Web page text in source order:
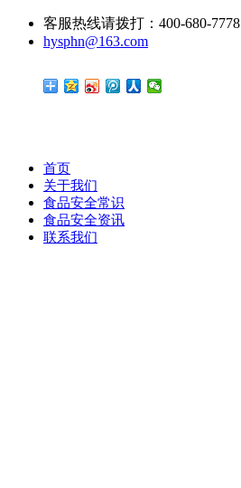
客服热线请拨打：400-680-7778
hysphn@163.com
首页
关于我们
食品安全常识
食品安全资讯
联系我们